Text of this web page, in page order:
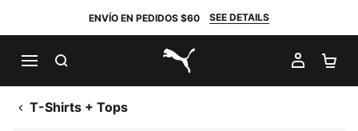
ENVÍO EN PEDIDOS $60 SEE DETAILS
PUMA.com
MI
T-Shirts + Tops